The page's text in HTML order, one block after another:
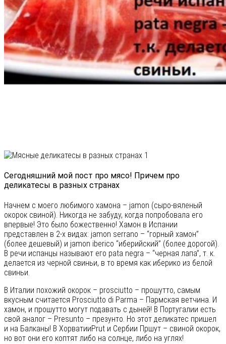
Сегодняшний мой пост про мясо! Причем про
деликатесы в разных странах
Начнем с моего любимого хамона – jamon (сыро-вяленый
окорок свиной). Никогда не забуду, когда попробовала его
впервые! Это было божественно! Хамон в Испании
представлен в 2-х видах: jamon serrano – “горный хамон”
(более дешевый) и jamon iberico “иберийский” (более дорогой).
В речи испанцы называют его pata negra – “черная лапа”, т. к.
делается из черной свиньи, в то время как иберико из белой
свиньи.
В Италии похожий окорок – prosciutto – прошутто, самым
вкусным считается Prosciutto di Parma – Пармская ветчина. И
хамон, и прошутто могут подавать с дыней! В Португалии есть
свой аналог – Presunto – презунто. Но этот деликатес пришел
и на Балканы! В ХорватииPrut и Сербии Пршут – свиной окорок,
но вот они его коптят либо на солнце, либо на углях!